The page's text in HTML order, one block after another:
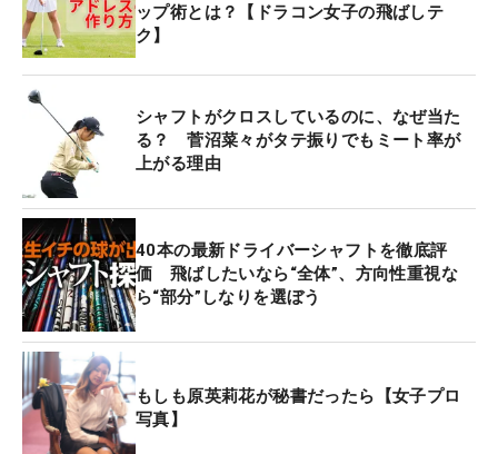
ップ術とは？【ドラコン女子の飛ばしテ
ク】
シャフトがクロスしているのに、なぜ当た
る？ 菅沼菜々がタテ振りでもミート率が
上がる理由
40本の最新ドライバーシャフトを徹底評
価 飛ばしたいなら“全体”、方向性重視な
ら“部分”しなりを選ぼう
もしも原英莉花が秘書だったら【女子プロ
写真】